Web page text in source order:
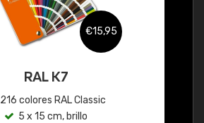
€15,95
RAL K7
216 colores RAL Classic
5 x 15 cm, brillo